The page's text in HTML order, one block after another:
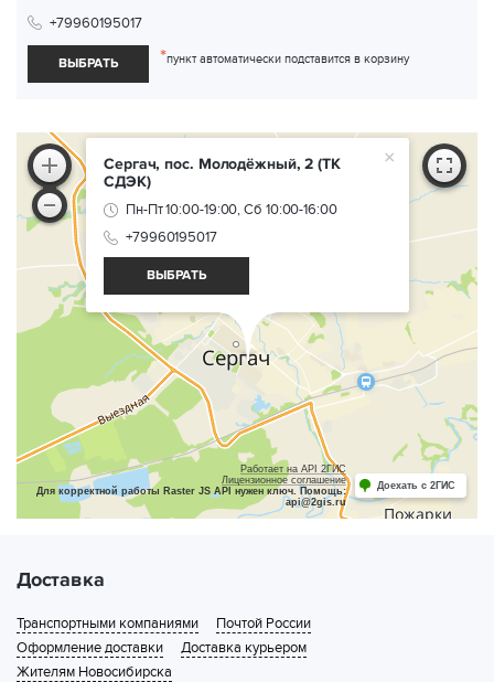
+79960195017
ВЫБРАТЬ *пункт автоматически подставится в корзину
×
Сергач, пос. Молодёжный, 2 (ТК
СДЭК)
Пн-Пт 10:00-19:00, Сб 10:00-16:00
+79960195017
ВЫБРАТЬ
Работает на API 2ГИС
Лицензионное соглашение
Для корректной работы Raster JS API нужен ключ. Помощь:
api@2gis.ru
Доехать с 2ГИС
Доставка
Транспортными компаниями
Почтой России
Оформление доставки
Доставка курьером
Жителям Новосибирска